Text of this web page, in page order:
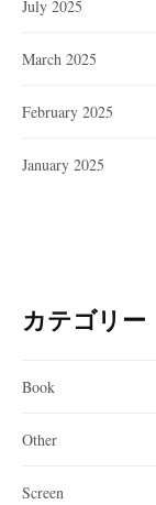
July 2025
March 2025
February 2025
January 2025
カテゴリー
Book
Other
Screen